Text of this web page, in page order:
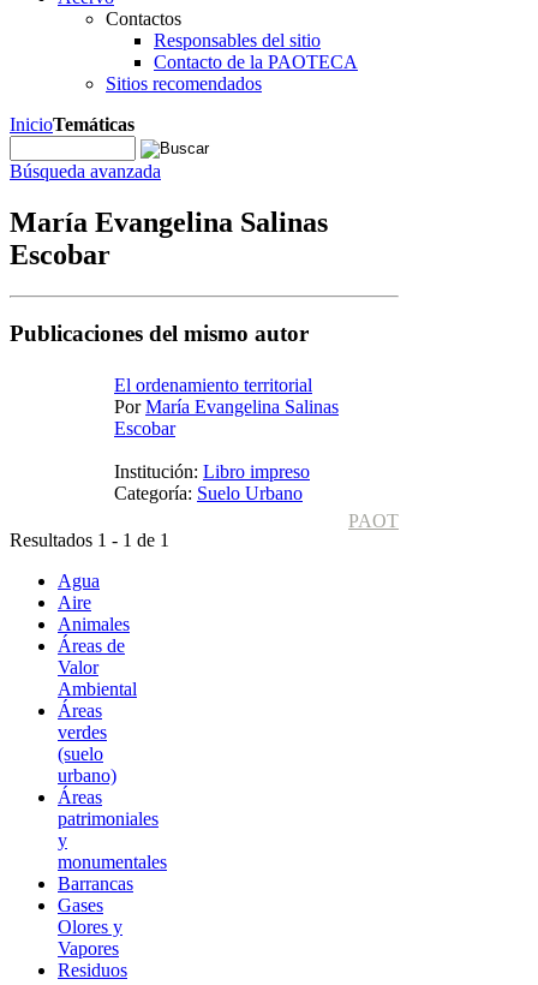
Contactos
Responsables del sitio
Contacto de la PAOTECA
Sitios recomendados
InicioTemáticas
Búsqueda avanzada
María Evangelina Salinas
Escobar
Publicaciones del mismo autor
El ordenamiento territorial
PorMaría Evangelina Salinas
Escobar
Institución: Libro impreso
Categoría: Suelo Urbano
PAOT
Resultados 1 - 1 de 1
Agua
Aire
Animales
Áreas de
Valor
Ambiental
Áreas
verdes
(suelo
urbano)
Áreas
patrimoniales
y
monumentales
Barrancas
Gases
Olores y
Vapores
Residuos